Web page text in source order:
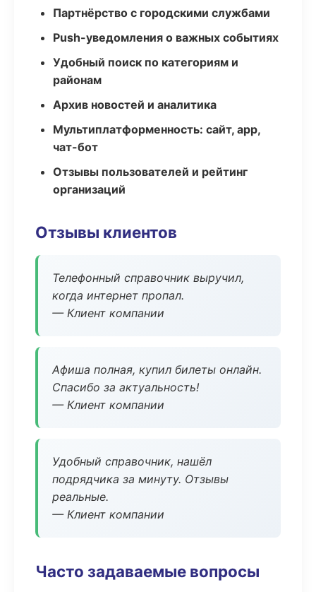
Партнёрство с городскими службами
Push-уведомления о важных событиях
Удобный поиск по категориям и
районам
Архив новостей и аналитика
Мультиплатформенность: сайт, app,
чат-бот
Отзывы пользователей и рейтинг
организаций
Отзывы клиентов
Телефонный справочник выручил,
когда интернет пропал.
— Клиент компании
Афиша полная, купил билеты онлайн.
Спасибо за актуальность!
— Клиент компании
Удобный справочник, нашёл
подрядчика за минуту. Отзывы
реальные.
— Клиент компании
Часто задаваемые вопросы